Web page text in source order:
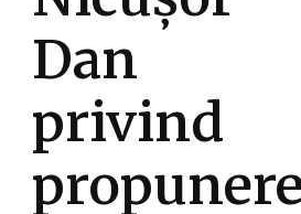
Dan
privind